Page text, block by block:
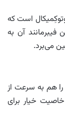
است که
آن به
می‌برد.
هم به سرعت از
خاصیت خیار برای